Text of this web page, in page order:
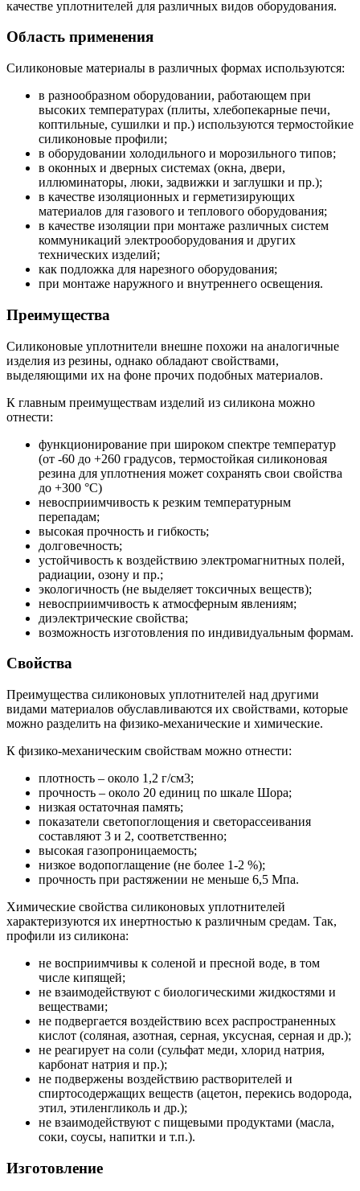
качестве уплотнителей для различных видов оборудования.
Область применения
Силиконовые материалы в различных формах используются:
в разнообразном оборудовании, работающем при
высоких температурах (плиты, хлебопекарные печи,
коптильные, сушилки и пр.) используются термостойкие
силиконовые профили;
в оборудовании холодильного и морозильного типов;
в оконных и дверных системах (окна, двери,
иллюминаторы, люки, задвижки и заглушки и пр.);
в качестве изоляционных и герметизирующих
материалов для газового и теплового оборудования;
в качестве изоляции при монтаже различных систем
коммуникаций электрооборудования и других
технических изделий;
как подложка для нарезного оборудования;
при монтаже наружного и внутреннего освещения.
Преимущества
Силиконовые уплотнители внешне похожи на аналогичные
изделия из резины, однако обладают свойствами,
выделяющими их на фоне прочих подобных материалов.
К главным преимуществам изделий из силикона можно
отнести:
функционирование при широком спектре температур
(от -60 до +260 градусов, термостойкая силиконовая
резина для уплотнения может сохранять свои свойства
до +300 °С)
невосприимчивость к резким температурным
перепадам;
высокая прочность и гибкость;
долговечность;
устойчивость к воздействию электромагнитных полей,
радиации, озону и пр.;
экологичность (не выделяет токсичных веществ);
невосприимчивость к атмосферным явлениям;
диэлектрические свойства;
возможность изготовления по индивидуальным формам.
Свойства
Преимущества силиконовых уплотнителей над другими
видами материалов обуславливаются их свойствами, которые
можно разделить на физико-механические и химические.
К физико-механическим свойствам можно отнести:
плотность – около 1,2 г/см3;
прочность – около 20 единиц по шкале Шора;
низкая остаточная память;
показатели светопоглощения и светорассеивания
составляют 3 и 2, соответственно;
высокая газопроницаемость;
низкое водопоглащение (не более 1-2 %);
прочность при растяжении не меньше 6,5 Мпа.
Химические свойства силиконовых уплотнителей
характеризуются их инертностью к различным средам. Так,
профили из силикона:
не восприимчивы к соленой и пресной воде, в том
числе кипящей;
не взаимодействуют с биологическими жидкостями и
веществами;
не подвергается воздействию всех распространенных
кислот (соляная, азотная, серная, уксусная, серная и др.);
не реагирует на соли (сульфат меди, хлорид натрия,
карбонат натрия и пр.);
не подвержены воздействию растворителей и
спиртосодержащих веществ (ацетон, перекись водорода,
этил, этиленгликоль и др.);
не взаимодействуют с пищевыми продуктами (масла,
соки, соусы, напитки и т.п.).
Изготовление